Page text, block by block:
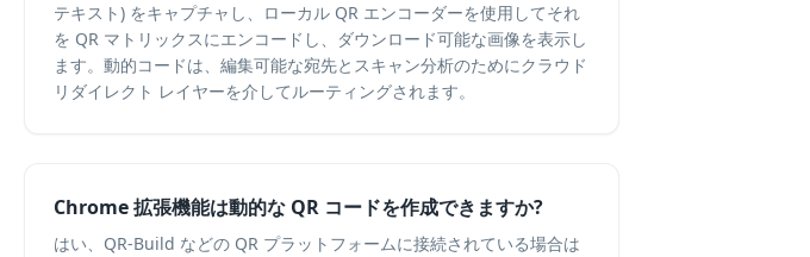
テキスト) をキャプチャし、ローカル QR エンコーダーを使用してそれ
を QR マトリックスにエンコードし、ダウンロード可能な画像を表示し
ます。動的コードは、編集可能な宛先とスキャン分析のためにクラウド
リダイレクト レイヤーを介してルーティングされます。
Chrome 拡張機能は動的な QR コードを作成できますか?
はい、QR-Build などの QR プラットフォームに接続されている場合は